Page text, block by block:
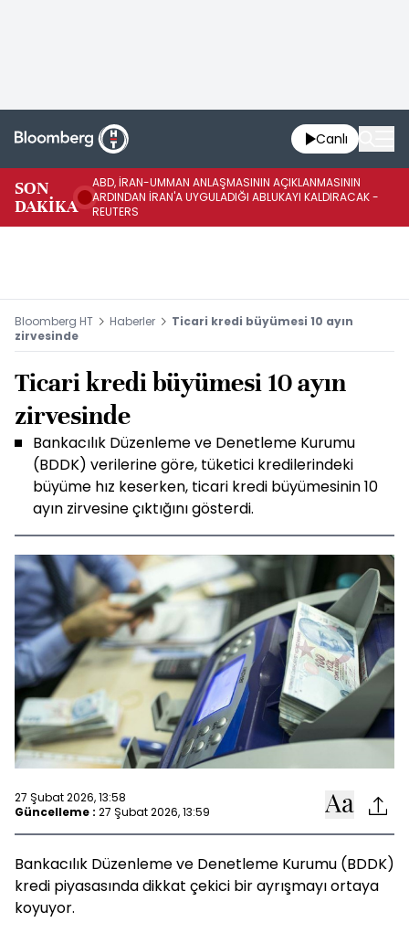
Canlı
SON
DAKİKA
ABD, İRAN-UMMAN ANLAŞMASININ AÇIKLANMASININ
ARDINDAN İRAN'A UYGULADIĞI ABLUKAYI KALDIRACAK -
REUTERS
Bloomberg HT Haberler
Ticari kredi büyümesi 10 ayın
zirvesinde
Ticari kredi büyümesi 10 ayın
zirvesinde
Bankacılık Düzenleme ve Denetleme Kurumu
(BDDK) verilerine göre, tüketici kredilerindeki
büyüme hız keserken, ticari kredi büyümesinin 10
ayın zirvesine çıktığını gösterdi.
27 Şubat 2026, 13:58
Güncelleme : 27 Şubat 2026, 13:59
Bankacılık Düzenleme ve Denetleme Kurumu (BDDK)
kredi piyasasında dikkat çekici bir ayrışmayı ortaya
koyuyor.